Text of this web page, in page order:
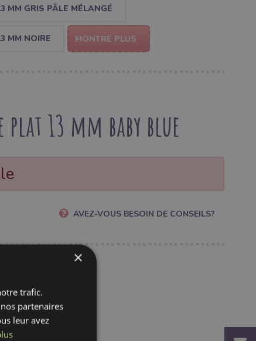
MM GRIS PÂLE MÉLANGÉ
MM NOIRE MONTRE PLUS
13 mm baby blue
AVEZ-VOUS BESOIN DE CONSEILS?
×
trafic.
partenaires
leur avez